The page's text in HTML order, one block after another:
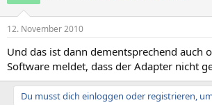
12. November 2010
Und das ist dann dementsprechend auch
Software meldet, dass der Adapter nicht
Du musst dich einloggen oder registrieren,